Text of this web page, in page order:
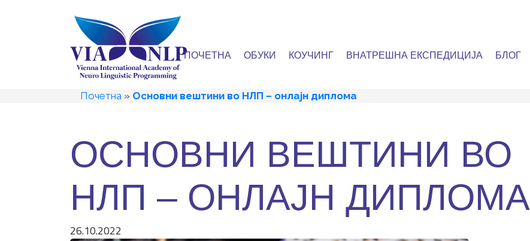
ПОЧЕТНА ОБУКИ КОУЧИНГ ВНАТРЕШНА ЕКСПЕДИЦИЈА БЛОГ
Почетна » Основни вештини во НЛП – онлајн диплома
ОСНОВНИ ВЕШТИНИ ВО
НЛП – ОНЛАЈН ДИПЛОМА
26.10.2022